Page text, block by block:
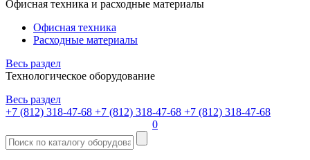
Офисная техника и расходные материалы
Офисная техника
Расходные материалы
Весь раздел
Технологическое оборудование
Весь раздел
+7 (812) 318-47-68 +7 (812) 318-47-68 +7 (812) 318-47-68
0